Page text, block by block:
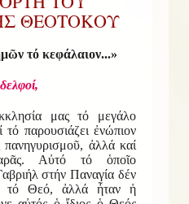
ΘΕΟΤΟΚΟΥ
τό κεφάλαιον...»
μας τό μεγάλο
παρουσιάζει ἐνώπιον
ἀλλά καί
Αὐτό τό ὁποῖο
στήν Παναγία δέν
τό Θεό, ἀλλά ἦταν ἡ